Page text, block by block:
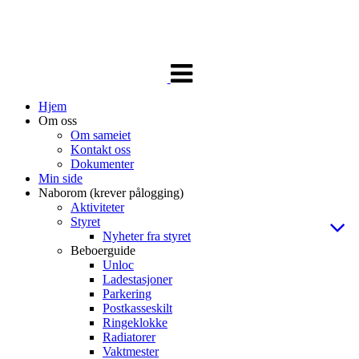
navigasjon
Hjem
Om oss
Om sameiet
Kontakt oss
Dokumenter
Min side
Naborom (krever pålogging)
Aktiviteter
Styret
Nyheter fra styret
Beboerguide
Unloc
Ladestasjoner
Parkering
Postkasseskilt
Ringeklokke
Radiatorer
Vaktmester